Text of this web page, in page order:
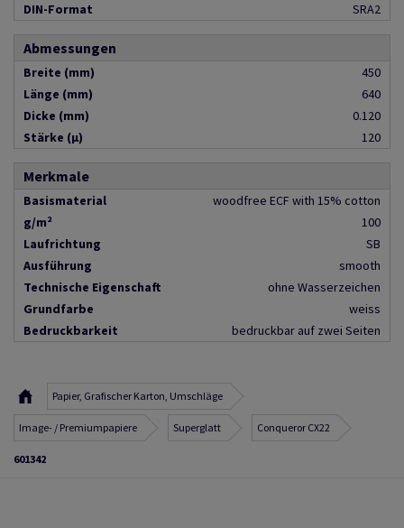
DIN-Format
SRA2
Abmessungen
Breite (mm)
450
Länge (mm)
640
Dicke (mm)
0.120
Stärke (µ)
120
Merkmale
Basismaterial
woodfree ECF with 15% cotton
g/m²
100
Laufrichtung
SB
Ausführung
smooth
Technische Eigenschaft
ohne Wasserzeichen
Grundfarbe
weiss
Bedruckbarkeit
bedruckbar auf zwei Seiten
Papier, Grafischer Karton, Umschläge
Image- / Premiumpapiere Superglatt Conqueror CX22
601342